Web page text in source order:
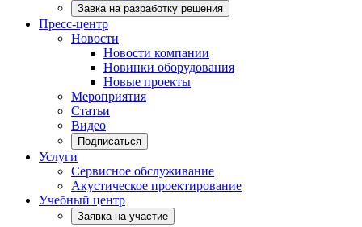
Завка на разработку решения
Пресс-центр
Новости
Новости компании
Новинки оборудования
Новые проекты
Мероприятия
Статьи
Видео
Подписаться
Услуги
Сервисное обслуживание
Акустическое проектирование
Учебный центр
Заявка на участие